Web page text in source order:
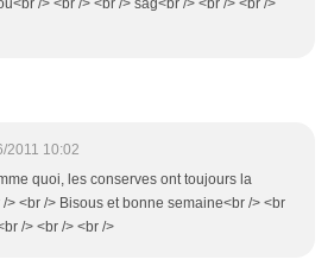
/> <br /> <br /> sag<br /> <br /> <br />
2011 10:02
quoi, les conserves ont toujours la
/> <br /> Bisous et bonne semaine<br /> <br
/> <br /> <br />